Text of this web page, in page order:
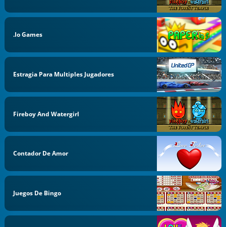
.io Games
Estragia Para Multiples Jugadores
Fireboy And Watergirl
Contador De Amor
Juegos De Bingo